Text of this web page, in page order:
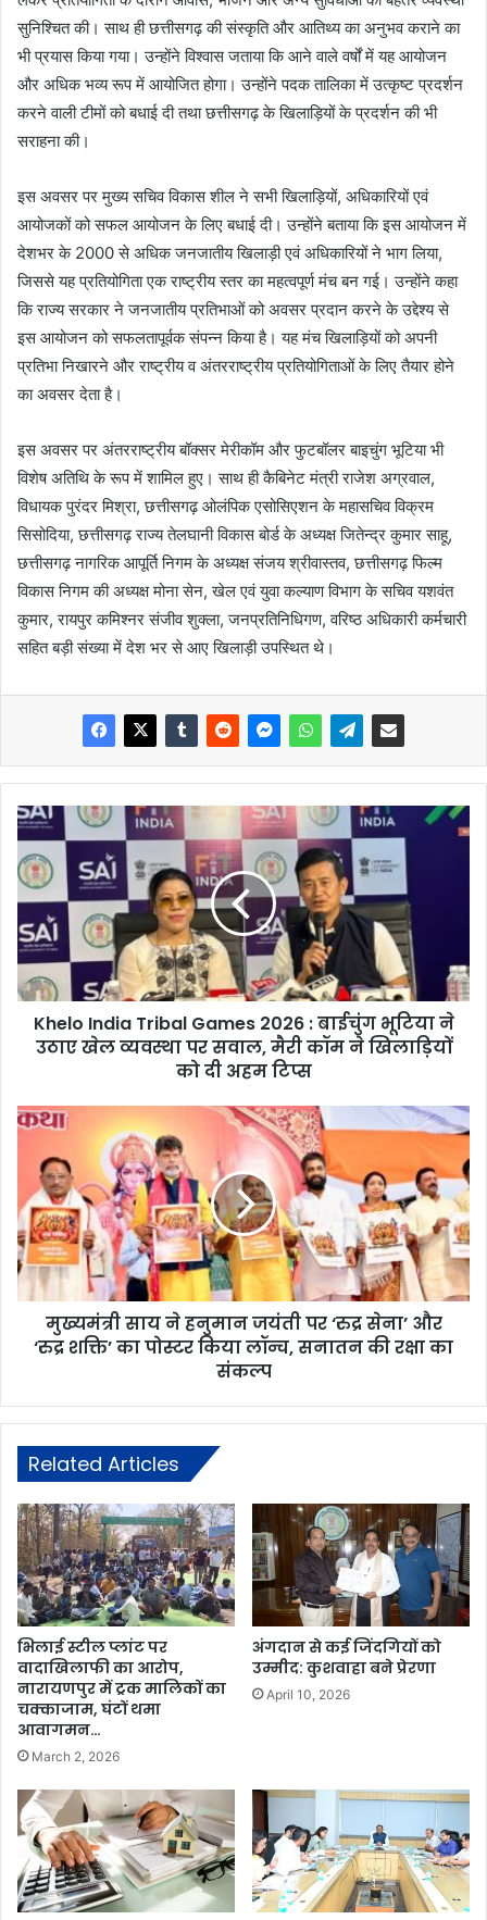
सुनिश्चित की। साथ ही छत्तीसगढ़ की संस्कृति और आतिथ्य का अनुभव कराने का
भी प्रयास किया गया। उन्होंने विश्वास जताया कि आने वाले वर्षों में यह आयोजन
और अधिक भव्य रूप में आयोजित होगा। उन्होंने पदक तालिका में उत्कृष्ट प्रदर्शन
करने वाली टीमों को बधाई दी तथा छत्तीसगढ़ के खिलाड़ियों के प्रदर्शन की भी
सराहना की।
इस अवसर पर मुख्य सचिव विकास शील ने सभी खिलाड़ियों, अधिकारियों एवं
आयोजकों को सफल आयोजन के लिए बधाई दी। उन्होंने बताया कि इस आयोजन में
देशभर के 2000 से अधिक जनजातीय खिलाड़ी एवं अधिकारियों ने भाग लिया,
जिससे यह प्रतियोगिता एक राष्ट्रीय स्तर का महत्वपूर्ण मंच बन गई। उन्होंने कहा
कि राज्य सरकार ने जनजातीय प्रतिभाओं को अवसर प्रदान करने के उद्देश्य से
इस आयोजन को सफलतापूर्वक संपन्न किया है। यह मंच खिलाड़ियों को अपनी
प्रतिभा निखारने और राष्ट्रीय व अंतरराष्ट्रीय प्रतियोगिताओं के लिए तैयार होने
का अवसर देता है।
इस अवसर पर अंतरराष्ट्रीय बॉक्सर मेरीकॉम और फुटबॉलर बाइचुंग भूटिया भी
विशेष अतिथि के रूप में शामिल हुए। साथ ही कैबिनेट मंत्री राजेश अग्रवाल,
विधायक पुरंदर मिश्रा, छत्तीसगढ़ ओलंपिक एसोसिएशन के महासचिव विक्रम
सिसोदिया, छत्तीसगढ़ राज्य तेलघानी विकास बोर्ड के अध्यक्ष जितेन्द्र कुमार साहू,
छत्तीसगढ़ नागरिक आपूर्ति निगम के अध्यक्ष संजय श्रीवास्तव, छत्तीसगढ़ फिल्म
विकास निगम की अध्यक्ष मोना सेन, खेल एवं युवा कल्याण विभाग के सचिव यशवंत
कुमार, रायपुर कमिश्नर संजीव शुक्ला, जनप्रतिनिधिगण, वरिष्ठ अधिकारी कर्मचारी
सहित बड़ी संख्या में देश भर से आए खिलाड़ी उपस्थित थे।
Khelo India Tribal Games 2026 : बाईचुंग भूटिया ने
उठाए खेल व्यवस्था पर सवाल, मैरी कॉम ने खिलाड़ियों
को दी अहम टिप्स
मुख्यमंत्री साय ने हनुमान जयंती पर ‘रुद्र सेना’ और
‘रुद्र शक्ति’ का पोस्टर किया लॉन्च, सनातन की रक्षा का
संकल्प
Related Articles
भिलाई स्टील प्लांट पर
वादाखिलाफी का आरोप,
नारायणपुर में ट्रक मालिकों का
चक्काजाम, घंटों थमा
आवागमन…
March 2, 2026
अंगदान से कई जिंदगियों को
उम्मीद: कुशवाहा बने प्रेरणा
April 10, 2026